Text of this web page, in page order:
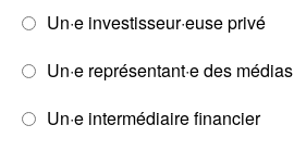
Un·e investisseur·euse privé
Un·e représentant·e des médias
Un·e intermédiaire financier